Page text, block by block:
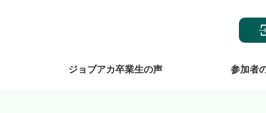
ジョブアカ卒業生の声 参加者